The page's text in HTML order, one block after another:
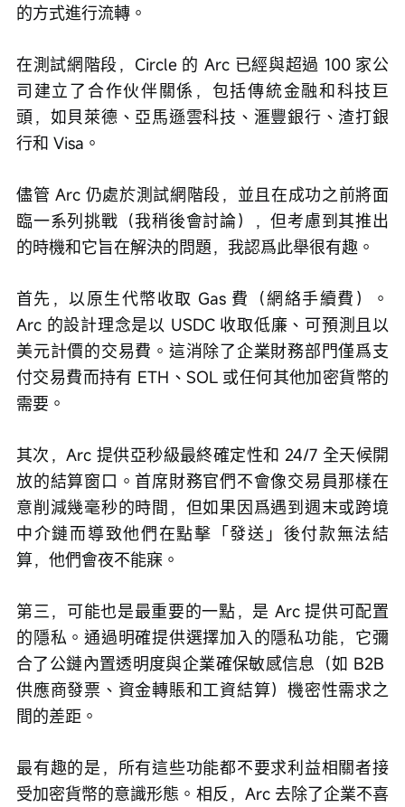
的方式進行流轉。
在測試網階段，Circle 的 Arc 已經與超過 100 家公
司建立了合作伙伴關係，包括傳統金融和科技巨
頭，如貝萊德、亞馬遜雲科技、滙豐銀行、渣打銀
行和 Visa。
儘管 Arc 仍處於測試網階段，並且在成功之前將面
臨一系列挑戰（我稍後會討論），但考慮到其推出
的時機和它旨在解決的問題，我認爲此舉很有趣。
首先，以原生代幣收取 Gas 費（網絡手續費）。
Arc 的設計理念是以 USDC 收取低廉、可預測且以
美元計價的交易費。這消除了企業財務部門僅爲支
付交易費而持有 ETH、SOL 或任何其他加密貨幣的
需要。
其次，Arc 提供亞秒級最終確定性和 24/7 全天候開
放的結算窗口。首席財務官們不會像交易員那樣在
意削減幾毫秒的時間，但如果因爲遇到週末或跨境
中介鏈而導致他們在點擊「發送」後付款無法結
算，他們會夜不能寐。
第三，可能也是最重要的一點，是 Arc 提供可配置
的隱私。通過明確提供選擇加入的隱私功能，它彌
合了公鏈內置透明度與企業確保敏感信息（如 B2B
供應商發票、資金轉賬和工資結算）機密性需求之
間的差距。
最有趣的是，所有這些功能都不要求利益相關者接
受加密貨幣的意識形態。相反，Arc 去除了企業不喜